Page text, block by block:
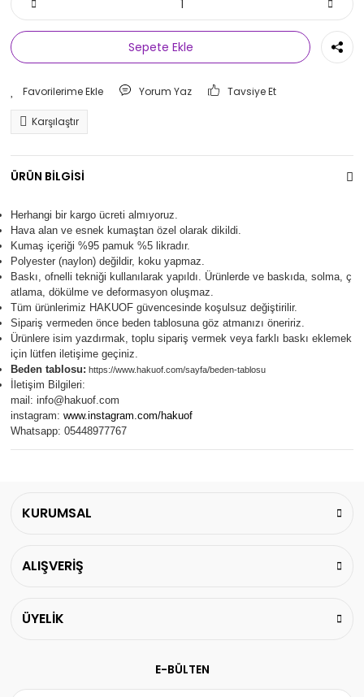
Sepete Ekle
Yorum Yaz Tavsiye Et
Karşılaştır
ÜRÜN BİLGİSİ
Herhangi bir kargo ücreti almıyoruz.
Hava alan ve esnek kumaştan özel olarak dikildi.
Kumaş içeriği %95 pamuk %5 likradır.
Polyester (naylon) değildir, koku yapmaz.
Baskı, ofnelli tekniği kullanılarak yapıldı. Ürünlerde ve baskıda, solma, ç
atlama, dökülme ve deformasyon oluşmaz.
Tüm ürünlerimiz HAKUOF güvencesinde koşulsuz değiştirilir.
Sipariş vermeden önce beden tablosuna göz atmanızı öneririz.
Ürünlere isim yazdırmak, toplu sipariş vermek veya farklı baskı eklemek
için lütfen iletişime geçiniz.
Beden tablosu: https://www.hakuof.com/sayfa/beden-tablosu
İletişim Bilgileri:
mail: info@hakuof.com
instagram: www.instagram.com/hakuof
Whatsapp: 05448977767
KURUMSAL
ALIŞVERİŞ
ÜYELİK
E-BÜLTEN